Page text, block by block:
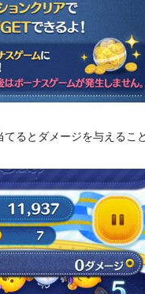
るとダメージを与えるこ